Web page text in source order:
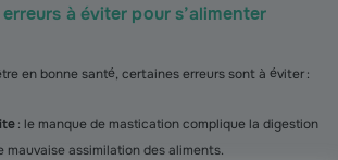
à éviter pour s’alimenter
en bonne santé, certaines erreurs sont à éviter :
: le manque de mastication complique la digestion
mauvaise assimilation des aliments.